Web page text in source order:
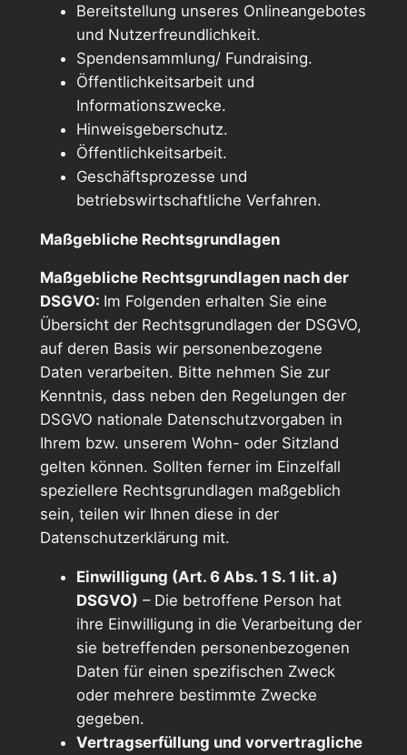
Bereitstellung unseres Onlineangebotes
und Nutzerfreundlichkeit.
Spendensammlung/ Fundraising.
Öffentlichkeitsarbeit und
Informationszwecke.
Hinweisgeberschutz.
Öffentlichkeitsarbeit.
Geschäftsprozesse und
betriebswirtschaftliche Verfahren.
Maßgebliche Rechtsgrundlagen
Maßgebliche Rechtsgrundlagen nach der
DSGVO: Im Folgenden erhalten Sie eine
Übersicht der Rechtsgrundlagen der DSGVO,
auf deren Basis wir personenbezogene
Daten verarbeiten. Bitte nehmen Sie zur
Kenntnis, dass neben den Regelungen der
DSGVO nationale Datenschutzvorgaben in
Ihrem bzw. unserem Wohn- oder Sitzland
gelten können. Sollten ferner im Einzelfall
speziellere Rechtsgrundlagen maßgeblich
sein, teilen wir Ihnen diese in der
Datenschutzerklärung mit.
Einwilligung (Art. 6 Abs. 1 S. 1 lit. a)
DSGVO) – Die betroffene Person hat
ihre Einwilligung in die Verarbeitung der
sie betreffenden personenbezogenen
Daten für einen spezifischen Zweck
oder mehrere bestimmte Zwecke
gegeben.
Vertragserfüllung und vorvertragliche